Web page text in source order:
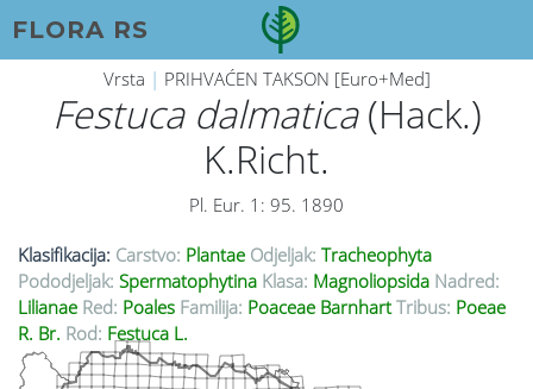
FLORA RS
Vrsta | PRIHVAĆEN TAKSON [Euro+Med]
Festuca dalmatica(Hack.)
K.Richt.
Pl. Eur. 1: 95. 1890
Klasifikacija: Carstvo: Plantae Odjeljak: Tracheophyta
Pododjeljak: Spermatophytina Klasa: Magnoliopsida Nadred:
Lilianae Red: Poales Familija: Poaceae BarnhartTribus: Poeae
R. Br. Rod: Festuca L.